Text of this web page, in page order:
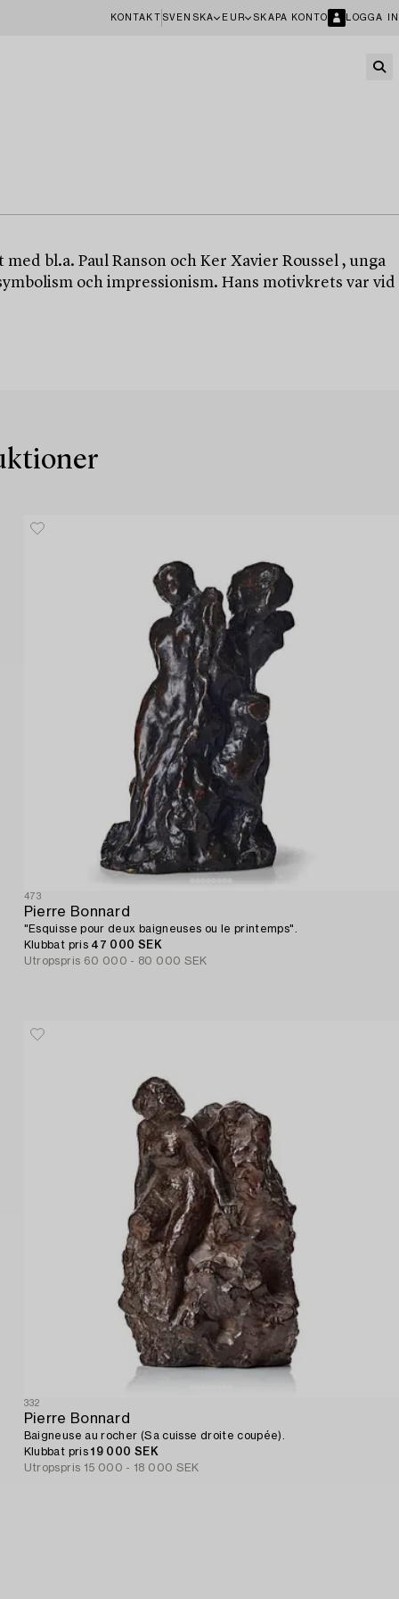
KONTAKT SVENSKA EUR SKAPA KONTO LOGGA IN
bl.a. Paul Ranson och Ker Xavier Roussel , unga
och impressionism. Hans motivkrets var vid
473
Pierre Bonnard
"Esquisse pour deux baigneuses ou le printemps".
Klubbat pris 47 000 SEK
Utropspris 60 000 - 80 000 SEK
332
Pierre Bonnard
Baigneuse au rocher (Sa cuisse droite coupée).
Klubbat pris19 000 SEK
Utropspris 15 000 - 18 000 SEK